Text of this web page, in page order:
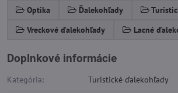
Optika Ďalekohľady
Vreckové ďalekohľady
Lacné
Doplnkové informácie
Kategória: Turistické ďalekohľady